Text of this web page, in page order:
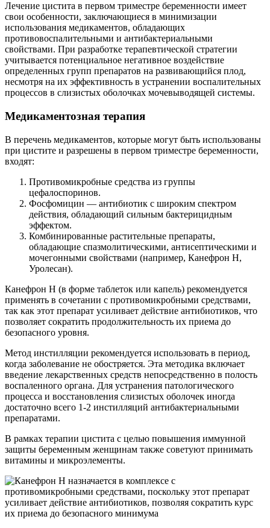
Лечение цистита в первом триместре беременности имеет
свои особенности, заключающиеся в минимизации
использования медикаментов, обладающих
противовоспалительными и антибактериальными
свойствами. При разработке терапевтической стратегии
учитывается потенциальное негативное воздействие
определенных групп препаратов на развивающийся плод,
несмотря на их эффективность в устранении воспалительных
процессов в слизистых оболочках мочевыводящей системы.
Медикаментозная терапия
В перечень медикаментов, которые могут быть использованы
при цистите и разрешены в первом триместре беременности,
входят:
Противомикробные средства из группы
цефалоспоринов.
Фосфомицин — антибиотик с широким спектром
действия, обладающий сильным бактерицидным
эффектом.
Комбинированные растительные препараты,
обладающие спазмолитическими, антисептическими и
мочегонными свойствами (например, Канефрон Н,
Уролесан).
Канефрон Н (в форме таблеток или капель) рекомендуется
применять в сочетании с противомикробными средствами,
так как этот препарат усиливает действие антибиотиков, что
позволяет сократить продолжительность их приема до
безопасного уровня.
Метод инстилляции рекомендуется использовать в период,
когда заболевание не обостряется. Эта методика включает
введение лекарственных средств непосредственно в полость
воспаленного органа. Для устранения патологического
процесса и восстановления слизистых оболочек иногда
достаточно всего 1-2 инстилляций антибактериальными
препаратами.
В рамках терапии цистита с целью повышения иммунной
защиты беременным женщинам также советуют принимать
витамины и микроэлементы.